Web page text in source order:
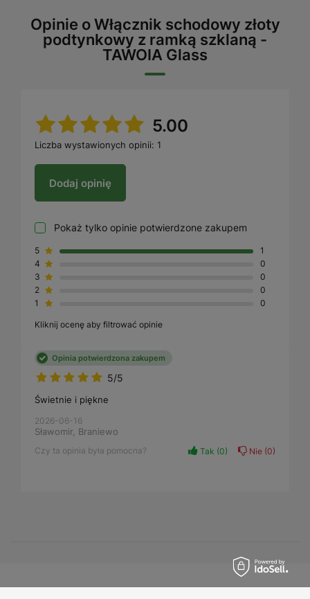
Opinie o Włącznik schodowy złoty
podtynkowy z ramką szklaną -
TAWOIA Glass
5.00
Liczba wystawionych opinii: 1
Dodaj opinię
Pokaż tylko opinie potwierdzone zakupem
5
1
4
0
3
0
2
0
1
0
Kliknij ocenę aby filtrować opinie
5/5
Opinia potwierdzona zakupem
Świetnie i piękne
2026-06-16
Sławomir, Braniewo
Czy ta opinia była pomocna? Tak 0 Nie 0